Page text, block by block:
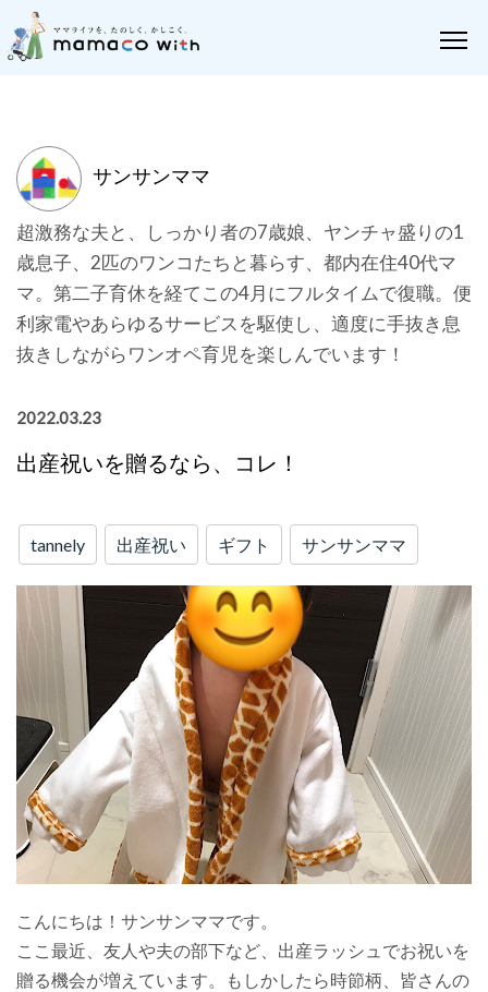
サンサンママ
超激務な夫と、しっかり者の7歳娘、ヤンチャ盛りの1
歳息子、2匹のワンコたちと暮らす、都内在住40代マ
マ。第二子育休を経てこの4月にフルタイムで復職。便
利家電やあらゆるサービスを駆使し、適度に手抜き息
抜きしながらワンオペ育児を楽しんでいます！
2022.03.23
出産祝いを贈るなら、コレ！
tannely 出産祝い ギフト サンサンママ
こんにちは！サンサンママです。
ここ最近、友人や夫の部下など、出産ラッシュでお祝いを
贈る機会が増えています。もしかしたら時節柄、皆さんの